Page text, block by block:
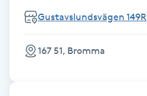
Fransborttagning
Fransfärgning
Fransförlängning
Gustavslundsvägen 149R
167 51, Bromma